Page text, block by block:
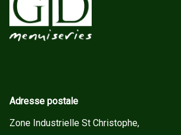
Adresse postale
Zone Industrielle St Christophe,